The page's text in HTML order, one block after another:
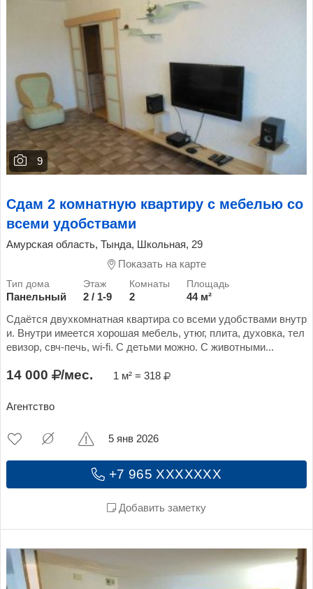
9
Сдам 2 комнатную квартиру с мебелью со
всеми удобствами
Амурская область, Тында, Школьная, 29
Показать на карте
Панельный 2 / 1-9 2
44 м²
Сдаётся двухкомнатная квартира со всеми удобствами внутр
и. Внутри имеется хорошая мебель, утюг, плита, духовка, тел
евизор, свч-печь, wi-fi. С детьми можно. С животными...
14 000 /мес. 1 м² = 318
Агентство
+7 965 XXXXXXX
Добавить заметку
5 янв 2026